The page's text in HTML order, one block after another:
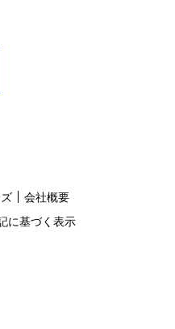
会社概要
に基づく表示